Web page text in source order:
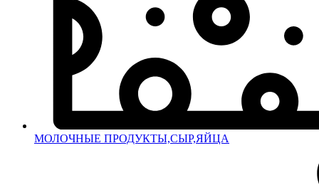
МОЛОЧНЫЕ ПРОДУКТЫ,СЫР,ЯЙЦА